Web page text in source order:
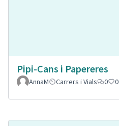
Pipi-Cans i Papereres
AnnaM
Carrers i Vials 0 0